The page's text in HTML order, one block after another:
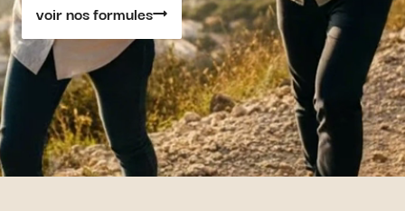
voir nos formules